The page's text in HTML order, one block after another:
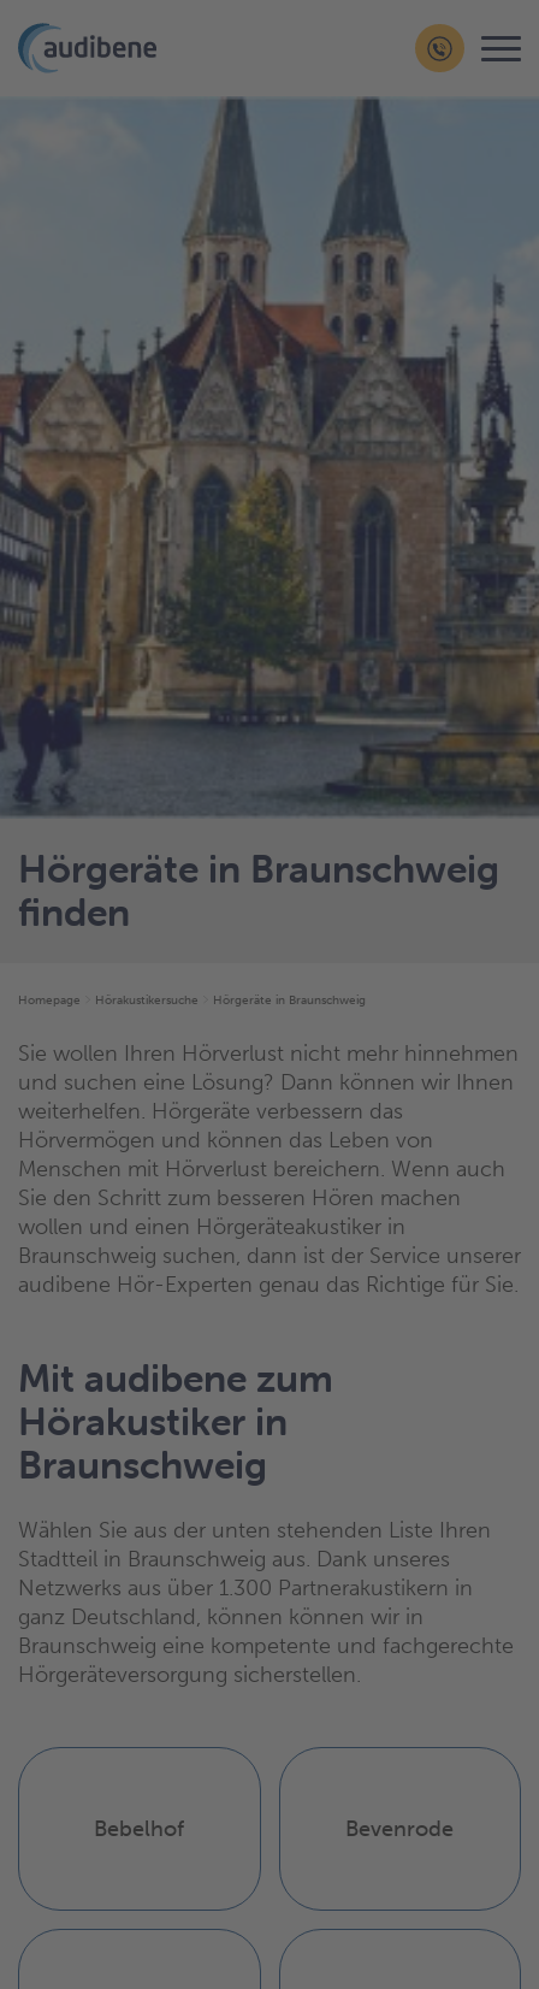
Hörgeräte in Braunschweig
finden
Homepage Hörakustikersuche Hörgeräte in Braunschweig
Sie wollen Ihren Hörverlust nicht mehr hinnehmen
und suchen eine Lösung? Dann können wir Ihnen
weiterhelfen. Hörgeräte verbessern das
Hörvermögen und können das Leben von
Menschen mit Hörverlust bereichern. Wenn auch
Sie den Schritt zum besseren Hören machen
wollen und einen Hörgeräteakustiker in
Braunschweig suchen, dann ist der Service unserer
audibene Hör-Experten genau das Richtige für Sie.
Mit audibene zum
Hörakustiker in
Braunschweig
Wählen Sie aus der unten stehenden Liste Ihren
Stadtteil in Braunschweig aus. Dank unseres
Netzwerks aus über 1.300 Partnerakustikern in
ganz Deutschland, können können wir in
Braunschweig eine kompetente und fachgerechte
Hörgeräteversorgung sicherstellen.
Bebelhof Bevenrode